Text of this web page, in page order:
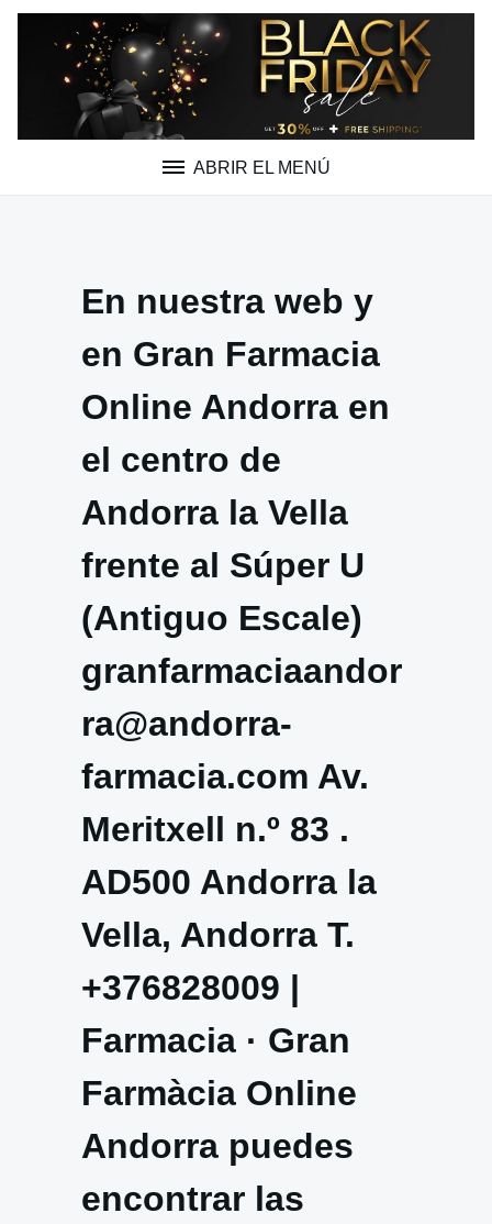
Saltar
ABRIR EL MENÚ
En nuestra web y
en Gran Farmacia
Online Andorra en
el centro de
Andorra la Vella
frente al Súper U
(Antiguo Escale)
granfarmaciaandor
ra@andorra-
farmacia.com Av.
Meritxell n.º 83 .
AD500 Andorra la
Vella, Andorra T.
+376828009 |
Farmacia · Gran
Farmàcia Online
Andorra puedes
encontrar las